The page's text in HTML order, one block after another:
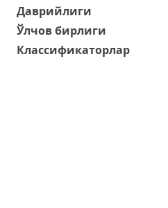
Даврийлиги
Ўлчов бирлиги
Классификаторлар